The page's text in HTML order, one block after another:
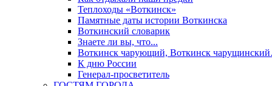
Теплоходы «Воткинск»
Памятные даты истории Воткинска
Воткинский словарик
Знаете ли вы, что...
Воткинск чарующий, Воткинск
К дню России
Генерал-просветитель